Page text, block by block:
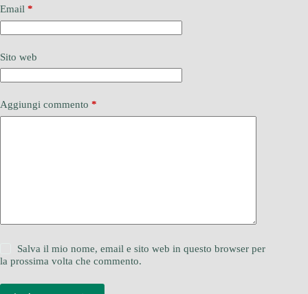
Email *
Sito web
Aggiungi commento *
Salva il mio nome, email e sito web in questo browser per
la prossima volta che commento.